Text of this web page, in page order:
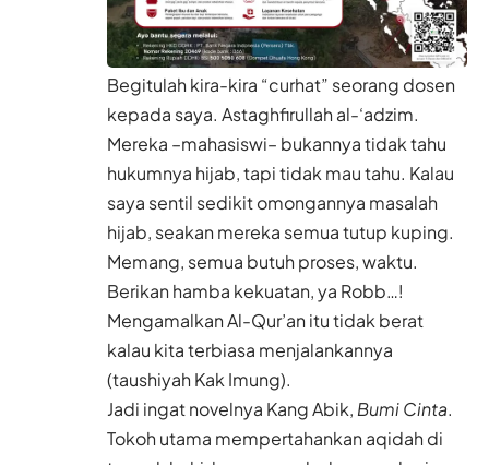
Begitulah kira-kira “curhat” seorang dosen
kepada saya. Astaghfirullah al-‘adzim.
Mereka –mahasiswi– bukannya tidak tahu
hukumnya hijab, tapi tidak mau tahu. Kalau
saya sentil sedikit omongannya masalah
hijab, seakan mereka semua tutup kuping.
Memang, semua butuh proses, waktu.
Berikan hamba kekuatan, ya Robb…!
Mengamalkan Al-Qur’an itu tidak berat
kalau kita terbiasa menjalankannya
(taushiyah Kak Imung).
Jadi ingat novelnya Kang Abik, Bumi Cinta.
Tokoh utama mempertahankan aqidah di